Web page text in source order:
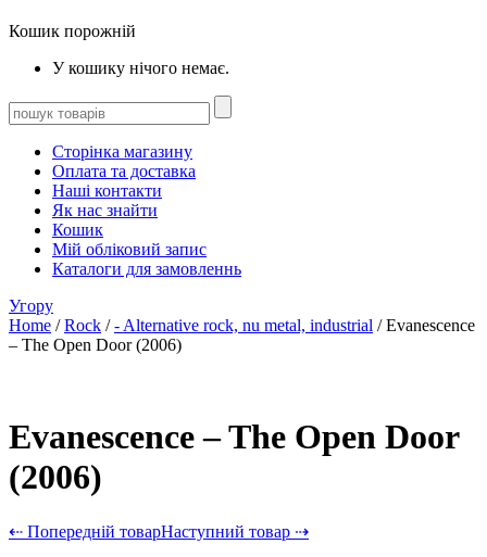
Кошик порожній
У кошику нічого немає.
Сторінка магазину
Оплата та доставка
Наші контакти
Як нас знайти
Кошик
Мій обліковий запис
Каталоги для замовленнь
Угору
Home /Rock /- Alternative rock, nu metal, industrial / Evanescence
– The Open Door (2006)
Evanescence – The Open Door
(2006)
⇠ Попередній товарНаступний товар ⇢